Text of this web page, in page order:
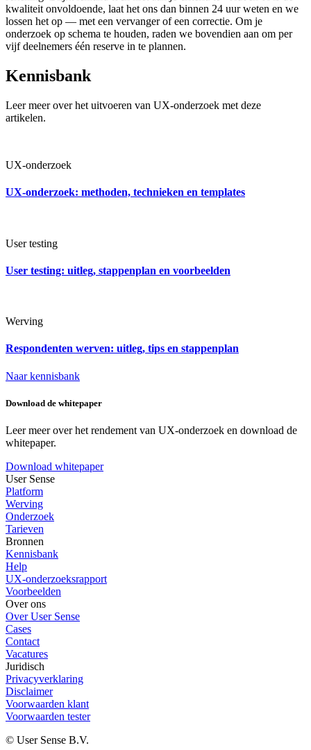
kwaliteit onvoldoende, laat het ons dan binnen 24 uur weten en we
lossen het op — met een vervanger of een correctie. Om je
onderzoek op schema te houden, raden we bovendien aan om per
vijf deelnemers één reserve in te plannen.
Kennisbank
Leer meer over het uitvoeren van UX-onderzoek met deze
artikelen.
UX-onderzoek
UX-onderzoek: methoden, technieken en templates
User testing
User testing: uitleg, stappenplan en voorbeelden
Werving
Respondenten werven: uitleg, tips en stappenplan
Naar kennisbank
Download de whitepaper
Leer meer over het rendement van UX-onderzoek en download de
whitepaper.
Download whitepaper
User Sense
Platform
Werving
Onderzoek
Tarieven
Bronnen
Kennisbank
Help
UX-onderzoeksrapport
Voorbeelden
Over ons
Over User Sense
Cases
Contact
Vacatures
Juridisch
Privacyverklaring
Disclaimer
Voorwaarden klant
Voorwaarden tester
© User Sense B.V.